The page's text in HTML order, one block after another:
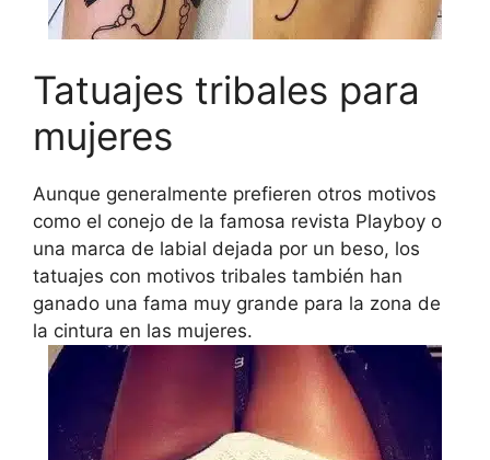
Tatuajes tribales para
mujeres
Aunque generalmente prefieren otros motivos
como el conejo de la famosa revista Playboy o
una marca de labial dejada por un beso, los
tatuajes con motivos tribales también han
ganado una fama muy grande para la zona de
la cintura en las mujeres.